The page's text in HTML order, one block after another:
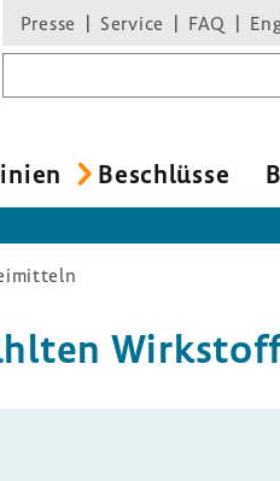
Presse Service FAQ
Beschlüsse